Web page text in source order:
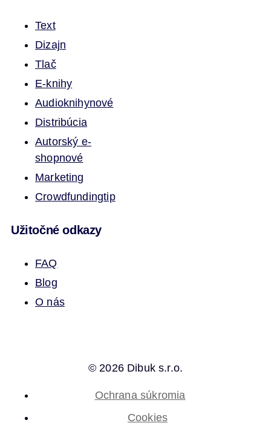
Text
Dizajn
Tlač
E-knihy
Audioknihynové
Distribúcia
Autorský e-
shopnové
Marketing
Crowdfundingtip
Užitočné odkazy
FAQ
Blog
O nás
© 2026 Dibuk s.r.o.
Ochrana súkromia
Cookies